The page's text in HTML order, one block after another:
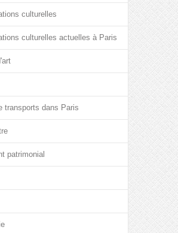
culturelles
culturelles actuelles à Paris
transports dans Paris
patrimonial